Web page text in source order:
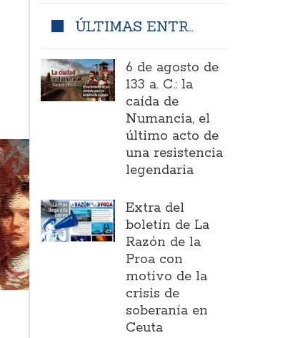
ÚLTIMAS ENTRADAS
6 de agosto de
133 a. C.: la
caída de
Numancia, el
último acto de
una resistencia
legendaria
Extra del
boletín de La
Razón de la
Proa con
motivo de la
crisis de
soberanía en
Ceuta